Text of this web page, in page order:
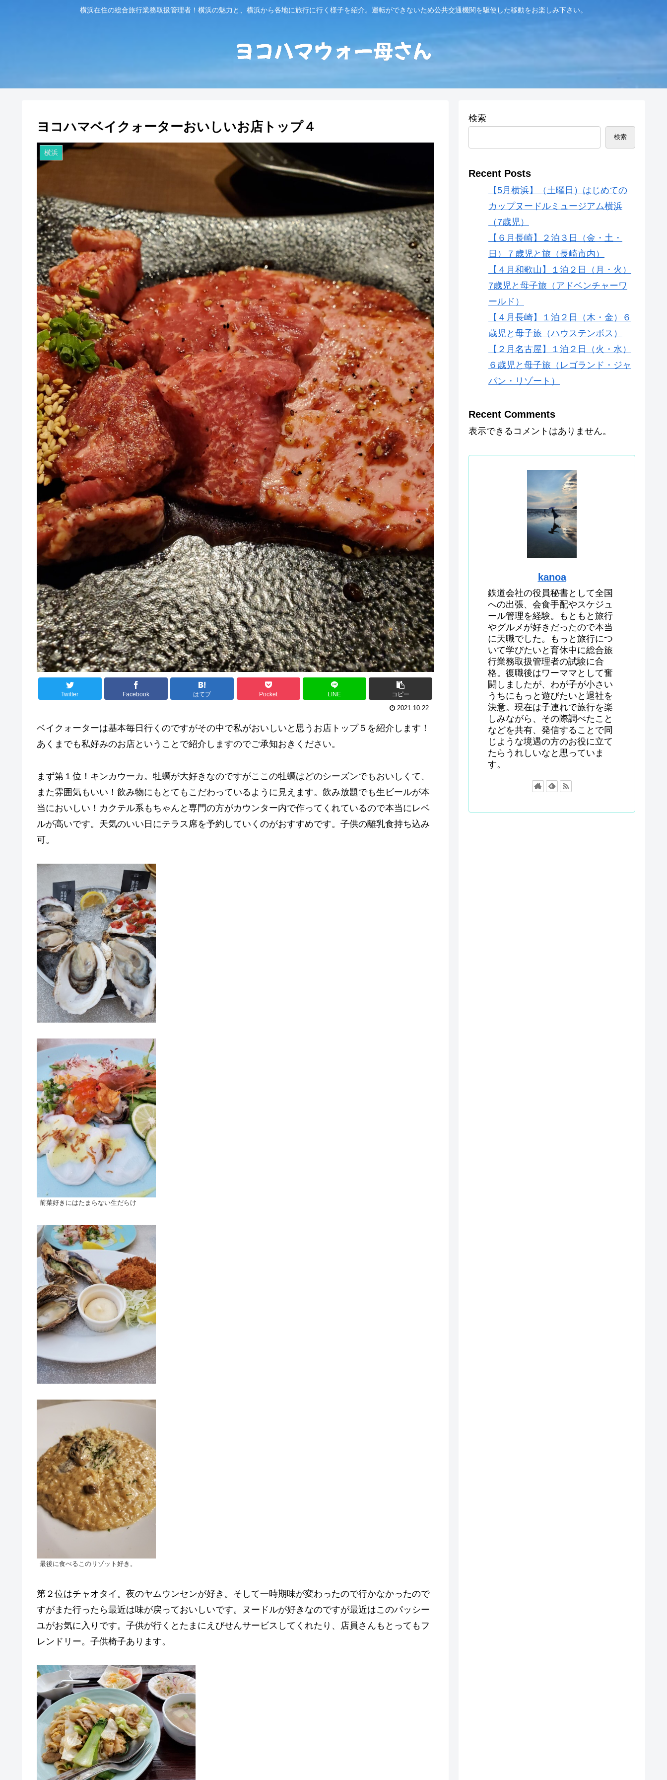
横浜在住の総合旅行業務取扱管理者！横浜の魅力と、横浜から各地に旅行に行く様子を紹介。運転ができないため公共交通機関を駆使した移動をお楽しみ下さい。
ヨコハマベイクォーターおいしいお店トップ４
横浜
Twitter Facebook はてブ Pocket LINE コピー
2021.10.22
ベイクォーターは基本毎日行くのですがその中で私がおいしいと思うお店トップ５を紹介します！
あくまでも私好みのお店ということで紹介しますのでご承知おきください。
まず第１位！キンカウーカ。牡蠣が大好きなのですがここの牡蠣はどのシーズンでもおいしくて、
また雰囲気もいい！飲み物にもとてもこだわっているように見えます。飲み放題でも生ビールが本
当においしい！カクテル系もちゃんと専門の方がカウンター内で作ってくれているので本当にレベ
ルが高いです。天気のいい日にテラス席を予約していくのがおすすめです。子供の離乳食持ち込み
可。
前菜好きにはたまらない生だらけ
最後に食べるこのリゾット好き。
第２位はチャオタイ。夜のヤムウンセンが好き。そして一時期味が変わったので行かなかったので
すがまた行ったら最近は味が戻っておいしいです。ヌードルが好きなのですが最近はこのパッシー
ユがお気に入りです。子供が行くとたまにえびせんサービスしてくれたり、店員さんもとってもフ
レンドリー。子供椅子あります。
検索
検索
Recent Posts
【5月横浜】（土曜日）はじめての
カップヌードルミュージアム横浜
（7歳児）
【６月長崎】２泊３日（金・土・
日）７歳児と旅（長崎市内）
【４月和歌山】１泊２日（月・火）
7歳児と母子旅（アドベンチャーワ
ールド）
【４月長崎】１泊２日（木・金）６
歳児と母子旅（ハウステンボス）
【２月名古屋】１泊２日（火・水）
６歳児と母子旅（レゴランド・ジャ
パン・リゾート）
Recent Comments
表示できるコメントはありません。
kanoa
鉄道会社の役員秘書として全国
への出張、会食手配やスケジュ
ール管理を経験。もともと旅行
やグルメが好きだったので本当
に天職でした。もっと旅行につ
いて学びたいと育休中に総合旅
行業務取扱管理者の試験に合
格。復職後はワーママとして奮
闘しましたが、わが子が小さい
うちにもっと遊びたいと退社を
決意。現在は子連れで旅行を楽
しみながら、その際調べたこと
などを共有、発信することで同
じような境遇の方のお役に立て
たらうれしいなと思っていま
す。